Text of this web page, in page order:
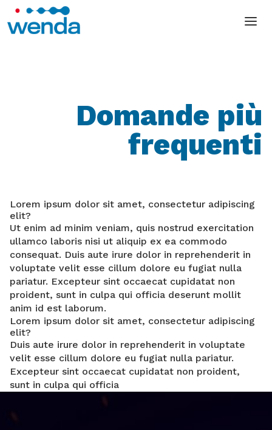
Domande più
frequenti
Lorem ipsum dolor sit amet, consectetur adipiscing
elit?
Ut enim ad minim veniam, quis nostrud exercitation
ullamco laboris nisi ut aliquip ex ea commodo
consequat. Duis aute irure dolor in reprehenderit in
voluptate velit esse cillum dolore eu fugiat nulla
pariatur. Excepteur sint occaecat cupidatat non
proident, sunt in culpa qui officia deserunt mollit
anim id est laborum.
Lorem ipsum dolor sit amet, consectetur adipiscing
elit?
Duis aute irure dolor in reprehenderit in voluptate
velit esse cillum dolore eu fugiat nulla pariatur.
Excepteur sint occaecat cupidatat non proident,
sunt in culpa qui officia